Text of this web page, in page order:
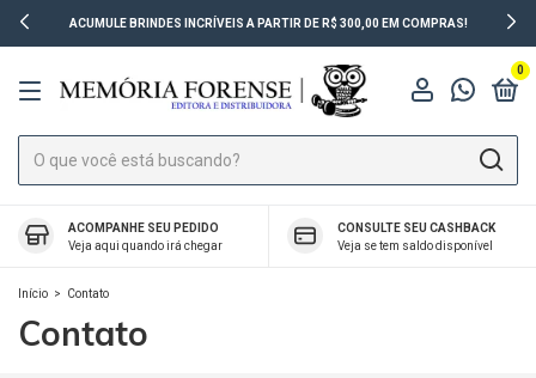
ACUMULE BRINDES INCRÍVEIS A PARTIR DE R$ 300,00 EM COMPRAS!
0
ACOMPANHE SEU PEDIDO
Veja aqui quando irá chegar
CONSULTE SEU CASHBACK
Veja se tem saldo disponível
Início > Contato
Contato